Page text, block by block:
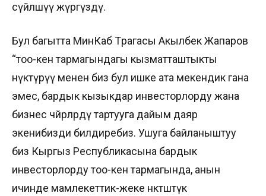
сүйлөшүү жүргүздү.
Бул багытта МинКаб Төрагасы Акылбек Жапаров
“тоо-кен тармагындагы кызматташтыкты
өнүктүрүү менен биз бул ишке ата мекендик гана
эмес, бардык кызыкдар инвесторлорду жана
бизнес чөйрөлөрдү тартууга дайым даяр
экенибизди билдиребиз. Ушуга байланыштуу
биз Кыргыз Республикасына бардык
инвесторлорду тоо-кен тармагында, анын
ичинде мамлекеттик-жеке өнөктөштүк